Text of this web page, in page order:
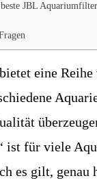
JBL
ist für viele
es gilt, genau